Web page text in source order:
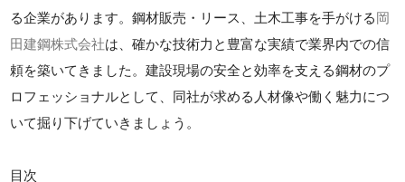
る企業があります。鋼材販売・リース、土木工事を手がける岡
田建鋼株式会社は、確かな技術力と豊富な実績で業界内での信
頼を築いてきました。建設現場の安全と効率を支える鋼材のプ
ロフェッショナルとして、同社が求める人材像や働く魅力につ
いて掘り下げていきましょう。
目次